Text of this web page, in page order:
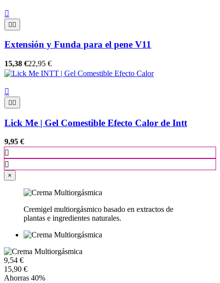


Extensión y Funda para el pene V11
15,38 €22,95 €

 
Lick Me | Gel Comestible Efecto Calor de Intt
9,95 €


×
Cremigel multiorgásmico basado en extractos de
plantas e ingredientes naturales.
9,54 €
15,90 €
Ahorras 40%